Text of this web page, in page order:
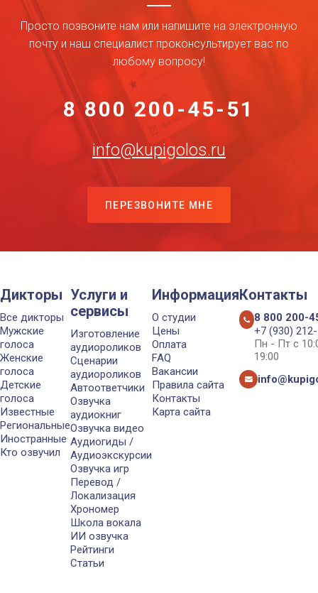
Просто позвоните нам или напишите на электронную
почту и наш специалист проконсультирует вас по
любому вопросу!
8 800 200-45-51
info@kupigolos.ru
ПЕРЕЗВОНИТЕ МНЕ
Дикторы
Все дикторы
Мужские
голоса
Женские
голоса
Детские
голоса
Известные
Региональные
Иностранные
Кто озвучил
Услуги и
сервисы
Изготовление
аудиороликов
Сценарии
аудиороликов
Автоответчики
Озвучка
аудиокниг
Озвучка видео
Аудиогиды /
Аудиоэкскурсии
Озвучка игр
Перевод /
Локализация
Хрономер
Школа вокала
ИИ озвучка
Рейтинги
Статьи
Информация
О студии
Цены
Оплата
FAQ
Вакансии
Правила сайта
Контакты
Карта сайта
Контакты
8 800 200-
+7 (930)
Пн - Пт с
19:00